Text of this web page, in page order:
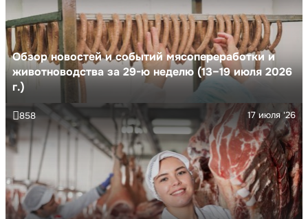
Обзор новостей и событий мясопереработки и
животноводства за 29-ю неделю (13–19 июля 2026
г.)
17 июля '26
858